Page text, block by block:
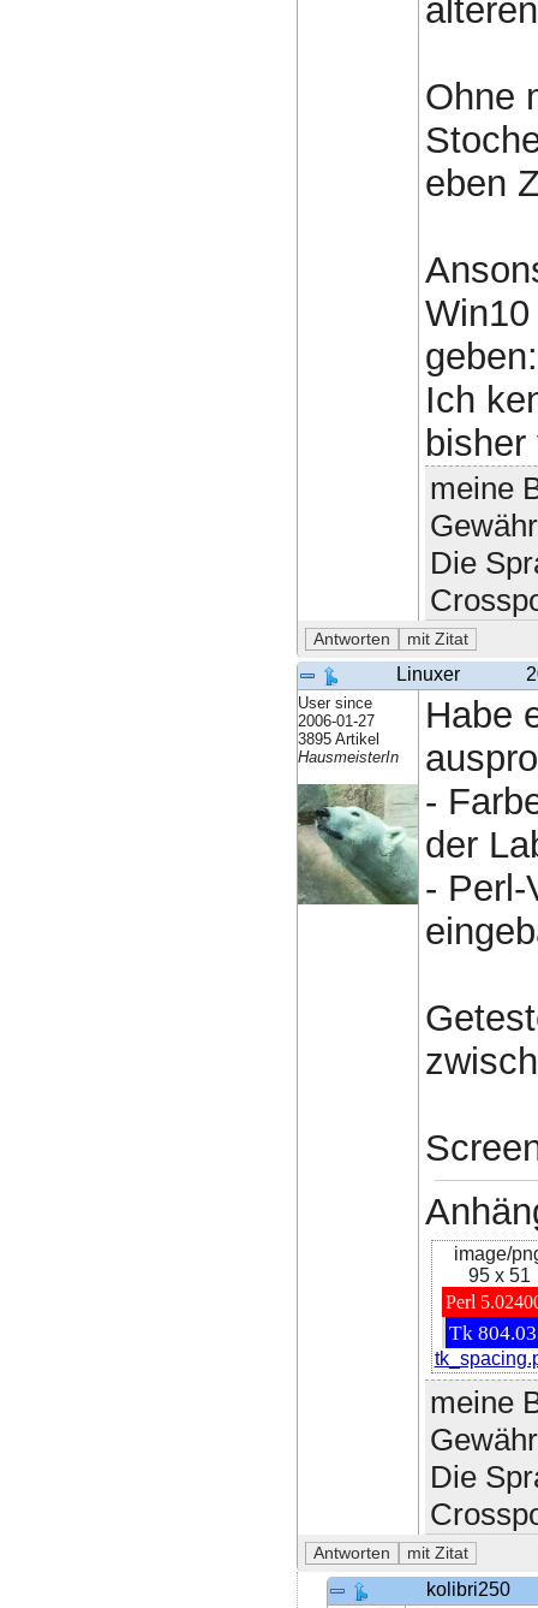
Ohne
eben
Ich
meine
Die
Linuxer
User since
2006-01-27
3895 Artikel
HausmeisterIn
Habe
-
der
- Perl-
image/
95 x 51
meine
Die
kolibri250